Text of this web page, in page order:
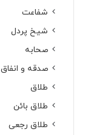
شفاعت
شیخ پردل
صحابه
صدقه و انفاق
طلاق
طلاق بائن
طلاق رجعی